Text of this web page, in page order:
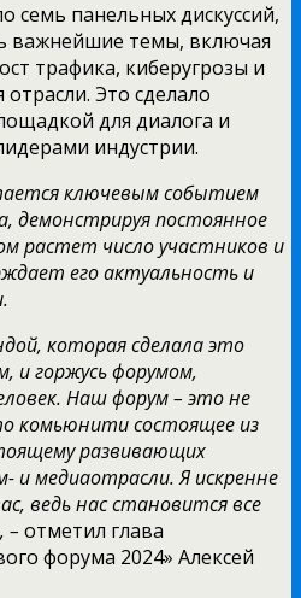
семь панельных дискуссий,
важнейшие темы, включая
трафика, киберугрозы и
Это сделало
для диалога и
индустрии.
ключевым событием
демонстрируя постоянное
растет число участников и
его актуальность и
которая сделала это
и горжусь форумом,
Наш форум – это не
комьюнити состоящее из
развивающих
и медиаотрасли. Я искренне
ведь нас становится все
– отметил глава
форума 2024» Алексей